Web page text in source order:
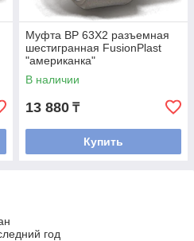
Муфта ВР 63Х2 разъемная
шестигранная FusionPlast
"американка"
В наличии
13 880 ₸
Купить
год